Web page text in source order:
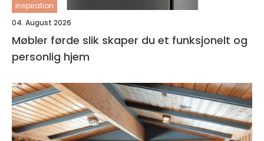
inspiration
04. August 2026
Møbler førde slik skaper du et funksjonelt og
personlig hjem